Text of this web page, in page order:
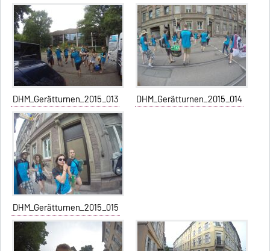
DHM_Gerätturnen_2015_013 DHM_Gerätturnen_2015_014
DHM_Gerätturnen_2015_015